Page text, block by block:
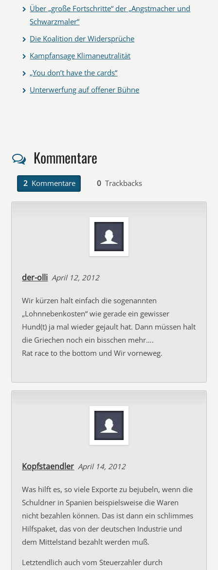
Über „große Fortschritte“ der „Angstmacher und
Schwarzmaler“
Die Koalition der Widersprüche
Kampfansage Klimaneutralität
„You don’t have the cards“
Unterwerfung auf offener Bühne
Kommentare
2 Kommentare 0 Trackbacks
der-olli April 12, 2012
Wir kürzen halt einfach die sogenannten
„Lohnnebenkosten“ wie gerade ein gewisser
Hund(t) ja mal wieder gejault hat. Dann müssen halt
die Griechen noch ein bisschen mehr….
Rat race to the bottom und Wir vorneweg.
Kopfstaendler April 14, 2012
Was hilft es, so viele Exporte zu bejubeln, wenn die
Schuldner in Spanien beispielsweise die Waren
nicht bezahlen können. Das ist dann ein schlimmes
Hilfspaket, das von der deutschen Industrie und
dem Mittelstand bezahlt werden muß.
Letztendlich auch vom Steuerzahler durch